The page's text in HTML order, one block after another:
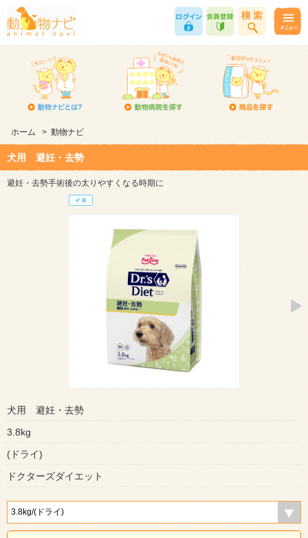
ホーム > 動物ナビ
犬用 避妊・去勢
避妊・去勢手術後の太りやすくなる時期に
犬用 避妊・去勢
3.8kg
(ドライ)
ドクターズダイエット